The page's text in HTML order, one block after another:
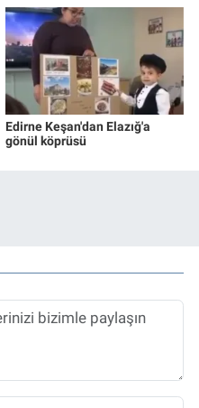
Edirne Keşan'dan Elazığ'a
gönül köprüsü